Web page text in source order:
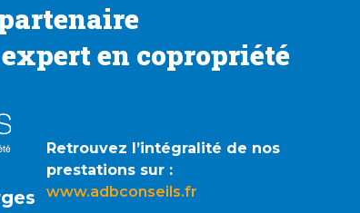
expert en copropriété
Retrouvez l’intégralité de nos
prestations sur :
www.adbconseils.fr